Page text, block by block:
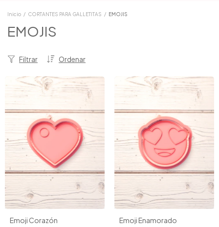
Inicio / CORTANTES PARA GALLETITAS / EMOJIS
EMOJIS
Ordenar
Filtrar
Emoji Corazón Emoji Enamorado